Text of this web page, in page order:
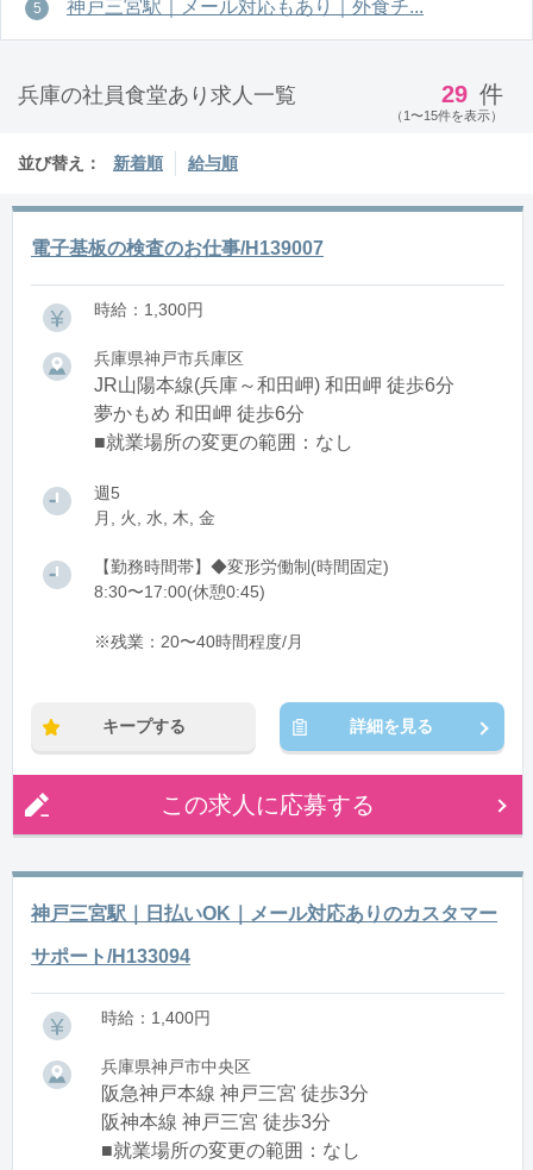
神戸三宮駅｜メール対応もあり｜外食チ...
兵庫の社員食堂あり求人一覧 29 件
（1〜15件を表示）
並び替え： 新着順 給与順
電子基板の検査のお仕事/H139007
時給：1,300円
兵庫県神戸市兵庫区
JR山陽本線(兵庫～和田岬) 和田岬 徒歩6分
夢かもめ 和田岬 徒歩6分
■就業場所の変更の範囲：なし
週5
月, 火, 水, 木, 金
【勤務時間帯】◆変形労働制(時間固定)
8:30〜17:00(休憩0:45)
※残業：20〜40時間程度/月
キープする 詳細を見る
この求人に応募する
神戸三宮駅｜日払いOK｜メール対応ありのカスタマー
サポート/H133094
時給：1,400円
兵庫県神戸市中央区
阪急神戸本線 神戸三宮 徒歩3分
阪神本線 神戸三宮 徒歩3分
■就業場所の変更の範囲：なし